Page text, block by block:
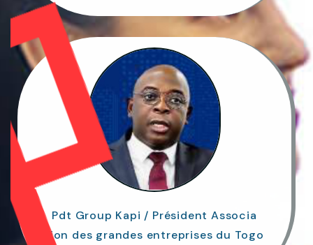
Pdt Group Kapi / Président Associa
tion des grandes entreprises du Togo